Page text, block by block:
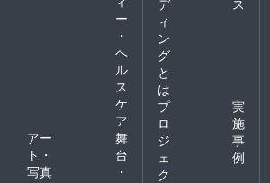
ー
・
ヘ
ル
ス
ケ
ア
アー
ト・
写真
舞
台
・
ィ
ン
グ
と
は
プ
ロ
ジ
ェ
ク
実
施
事
例